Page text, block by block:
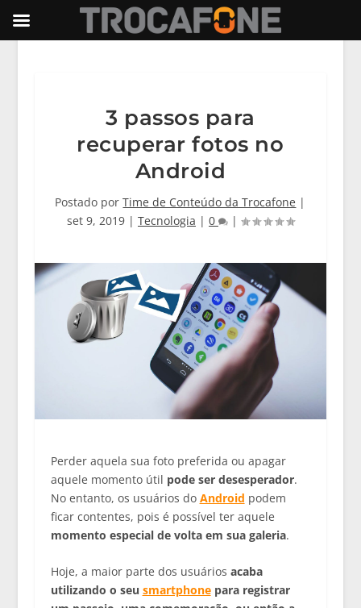
3 passos para
recuperar fotos no
Android
Postado porTime de Conteúdo da Trocafone |
set 9, 2019| Tecnologia | 0 |
Perder aquela sua foto preferida ou apagar
aquele momento útil pode ser desesperador.
No entanto, os usuários do Android podem
ficar contentes, pois é possível ter aquele
momento especial de volta em sua galeria.
Hoje, a maior parte dos usuários acaba
utilizando o seu smartphonepara registrar